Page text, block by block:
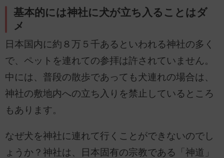
基本的には神社に犬が立ち入ることはダ
メ
日本国内に約８万５千あるといわれる神社の多く
で、ペットを連れての参拝は許されていません。
中には、普段の散歩であっても犬連れの場合は、
神社の敷地内への立ち入りを禁止しているところ
もあります。
なぜ犬を神社に連れて行くことができないのでし
ょうか？神社は、日本固有の宗教である「神道」